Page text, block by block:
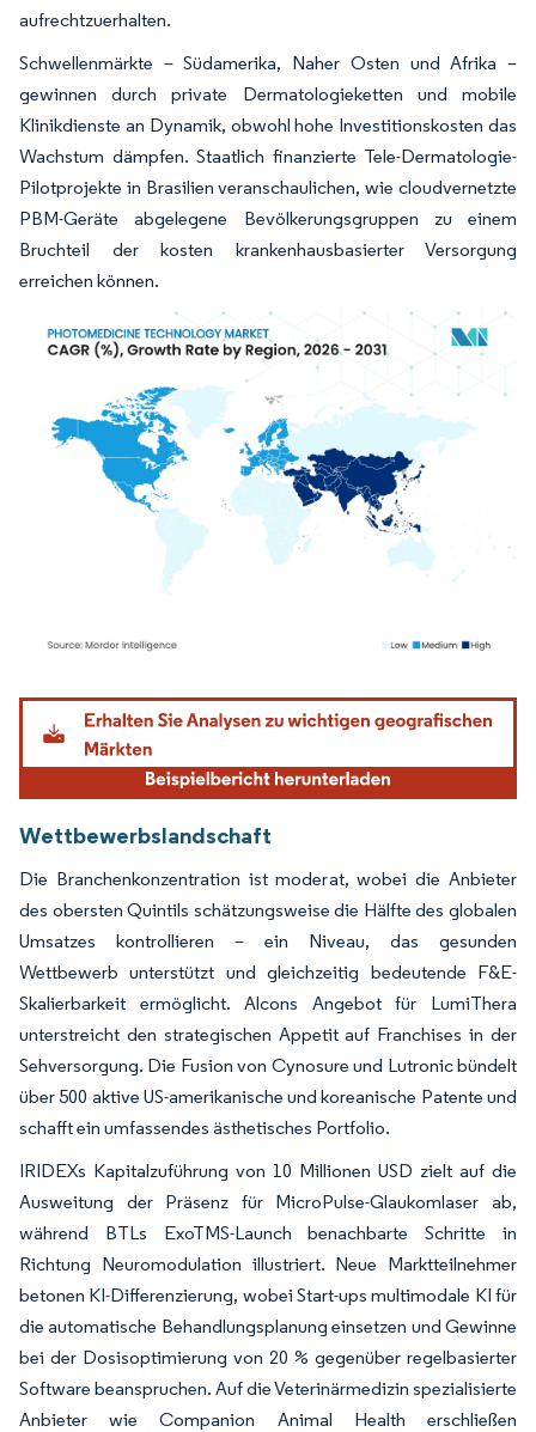
aufrechtzuerhalten.
Schwellenmärkte – Südamerika, Naher Osten und Afrika –
gewinnen durch private Dermatologieketten und mobile
Klinikdienste an Dynamik, obwohl hohe Investitionskosten das
Wachstum dämpfen. Staatlich finanzierte Tele-Dermatologie-
Pilotprojekte in Brasilien veranschaulichen, wie cloudvernetzte
PBM-Geräte abgelegene Bevölkerungsgruppen zu einem
Bruchteil der kosten krankenhausbasierter Versorgung
erreichen können.
Bild © Mordor Intelligence. Wiederverwendung erfordert Namensnennung gemäß
Wettbewerbslandschaft
Die Branchenkonzentration ist moderat, wobei die Anbieter
des obersten Quintils schätzungsweise die Hälfte des globalen
Umsatzes kontrollieren – ein Niveau, das gesunden
Wettbewerb unterstützt und gleichzeitig bedeutende F&E-
Skalierbarkeit ermöglicht. Alcons Angebot für LumiThera
unterstreicht den strategischen Appetit auf Franchises in der
Sehversorgung. Die Fusion von Cynosure und Lutronic bündelt
über 500 aktive US-amerikanische und koreanische Patente und
schafft ein umfassendes ästhetisches Portfolio.
IRIDEXs Kapitalzuführung von 10 Millionen USD zielt auf die
Ausweitung der Präsenz für MicroPulse-Glaukomlaser ab,
während BTLs ExoTMS-Launch benachbarte Schritte in
Richtung Neuromodulation illustriert. Neue Marktteilnehmer
betonen KI-Differenzierung, wobei Start-ups multimodale KI für
die automatische Behandlungsplanung einsetzen und Gewinne
bei der Dosisoptimierung von 20 % gegenüber regelbasierter
Software beanspruchen. Auf die Veterinärmedizin spezialisierte
Anbieter wie Companion Animal Health erschließen